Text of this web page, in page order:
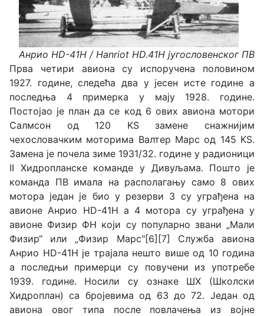
Анрио HD-41H / Hanriot HD.41H југословенског ПВ
Прва четири авиона су испоручена половином
1927. године, следећа два у јесен исте године а
последња 4 примерка у мају 1928. године.
Постојао је план да се код 6 ових авиона мотори
Салмсон од 120 KS замене снажнијим
чехословачким моторима Валтер Марс од 145 KS.
Замена је почела зиме 1931/32. године у радионици
II Хидропланске команде у Дивуљама. Пошто је
команда ПВ имала на располагању само 8 ових
мотора један је био у резерви 3 су уграђена на
авионе Анрио HD-41H а 4 мотора су уграђена у
авионе Физир ФН који су популарно звани „Мали
Физир“ или „Физир Марс"[6][7] Служба авиона
Анрио HD-41H је трајала нешто више од 10 година
а последњи примерци су повучени из употребе
1939. године. Носили су ознаке ШХ (Школски
Хидроплан) са бројевима од 63 до 72. Један од
авиона овог типа после повлачења из војне